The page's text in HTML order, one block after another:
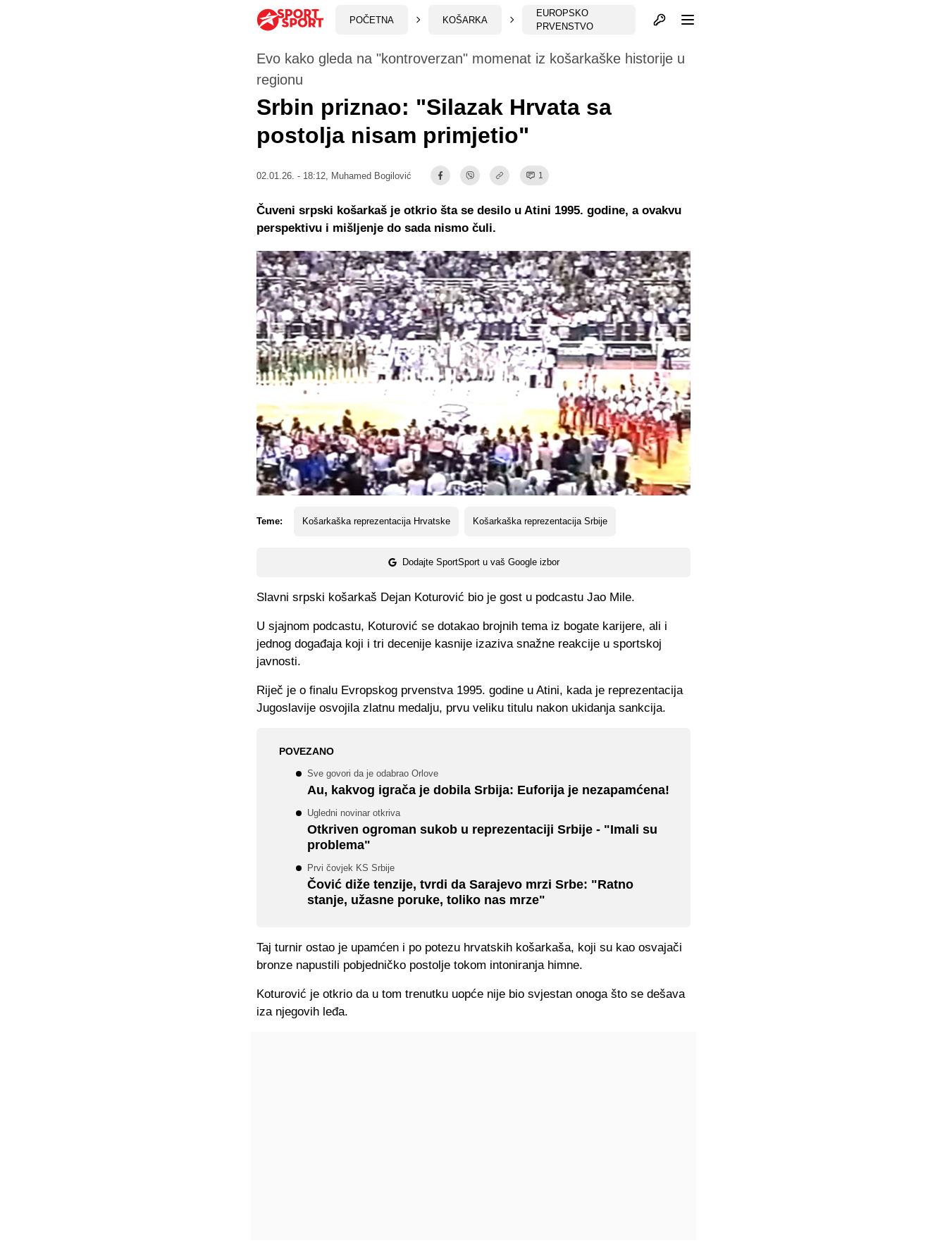
POČETNA KOŠARKA
EUROPSKO
PRVENSTVO
Otvori profil
Evo kako gleda na "kontroverzan" momenat iz košarkaške historije u
regionu
Srbin priznao: "Silazak Hrvata sa
postolja nisam primjetio"
02.01.26. - 18:12, Muhamed Bogilović 1
Teme: Košarkaška reprezentacija Hrvatske Košarkaška reprezentacija Srbije
Dodajte SportSport u vaš Google izbor
Čuveni srpski košarkaš je otkrio šta se desilo u Atini 1995. godine, a ovakvu
perspektivu i mišljenje do sada nismo čuli.
Slavni srpski košarkaš Dejan Koturović bio je gost u podcastu Jao Mile.
U sjajnom podcastu, Koturović se dotakao brojnih tema iz bogate karijere, ali i
jednog događaja koji i tri decenije kasnije izaziva snažne reakcije u sportskoj
javnosti.
Riječ je o finalu Evropskog prvenstva 1995. godine u Atini, kada je reprezentacija
Jugoslavije osvojila zlatnu medalju, prvu veliku titulu nakon ukidanja sankcija.
POVEZANO
Sve govori da je odabrao Orlove
Au, kakvog igrača je dobila Srbija: Euforija je nezapamćena!
Ugledni novinar otkriva
Otkriven ogroman sukob u reprezentaciji Srbije - "Imali su
problema"
Prvi čovjek KS Srbije
Čović diže tenzije, tvrdi da Sarajevo mrzi Srbe: "Ratno
stanje, užasne poruke, toliko nas mrze"
Taj turnir ostao je upamćen i po potezu hrvatskih košarkaša, koji su kao osvajači
bronze napustili pobjedničko postolje tokom intoniranja himne.
Koturović je otkrio da u tom trenutku uopće nije bio svjestan onoga što se dešava
iza njegovih leđa.